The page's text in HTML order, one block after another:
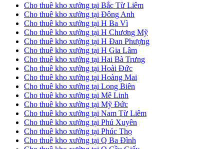
Cho thuê kho xưởng tại Bắc Từ Liêm
Cho thuê kho xưởng tại Đông Anh
Cho thuê kho xưởng tại H Ba Vì
Cho thuê kho xưởng tại H Chương Mỹ
Cho thuê kho xưởng tại H Đan Phượng
Cho thuê kho xưởng tại H Gia Lâm
Cho thuê kho xưởng tại Hai Bà Trưng
Cho thuê kho xưởng tại Hoài Đức
Cho thuê kho xưởng tại Hoàng Mai
Cho thuê kho xưởng tại Long Biên
Cho thuê kho xưởng tại Mê Linh
Cho thuê kho xưởng tại Mỹ Đức
Cho thuê kho xưởng tại Nam Từ Liêm
Cho thuê kho xưởng tại Phú Xuyên
Cho thuê kho xưởng tại Phúc Thọ
Cho thuê kho xưởng tại Q Ba Đình